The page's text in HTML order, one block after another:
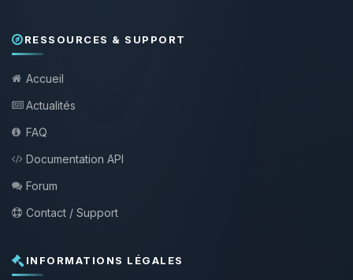
RESSOURCES & SUPPORT
Accueil
Actualités
FAQ
Documentation API
Forum
Contact / Support
INFORMATIONS LÉGALES